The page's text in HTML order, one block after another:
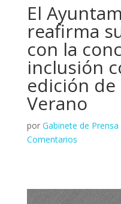
El
reafirma
con la
inclusión
edición de
Verano
por Gabinete de Prensa
Comentarios